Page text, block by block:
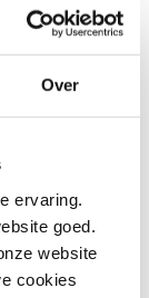
Over
ervaring.
goed.
website
cookies
in onze
en
zoals:
remmen
lekke e-
je snel